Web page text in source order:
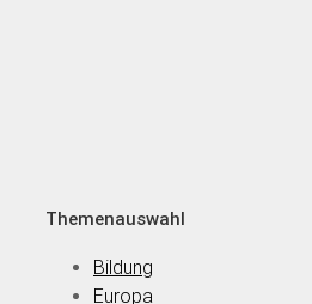
Themenauswahl
Bildung
Europa